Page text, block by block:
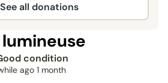
See all donations
condition
ago 1 month